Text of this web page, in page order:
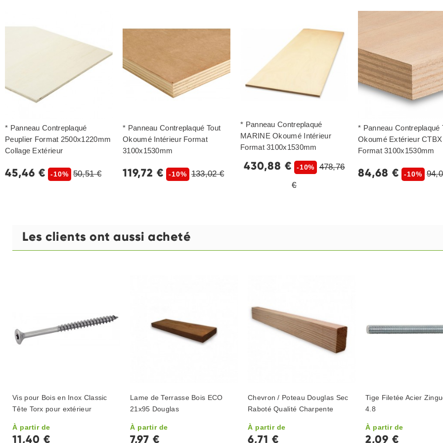
* Panneau Contreplaqué
Peuplier Format 2500x1220mm
Collage Extérieur
45,46 € -10% 50,51 €
* Panneau Contreplaqué Tout
Okoumé Intérieur Format
3100x1530mm
119,72 € -10% 133,02 €
* Panneau Contreplaqué
MARINE Okoumé Intérieur
Format 3100x1530mm
430,88 € -10%
478,76
€
* Panneau Contreplaqué
Okoumé Extérieur CTBX
Format 3100x1530mm
84,68 € -10%
Les clients ont aussi acheté
Vis pour Bois en Inox Classic
Tête Torx pour extérieur
À partir de
11,40 €
Lame de Terrasse Bois ECO
21x95 Douglas
À partir de
7,97 €
Chevron / Poteau Douglas Sec
Raboté Qualité Charpente
À partir de
6,71 €
Tige Filetée Acier
4.8
À partir de
2,09 €